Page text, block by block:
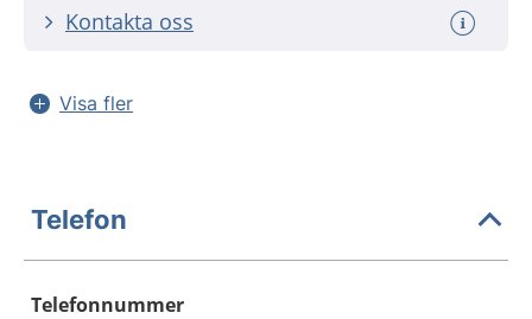
Kontakta oss
Visa fler
Telefon
Telefonnummer